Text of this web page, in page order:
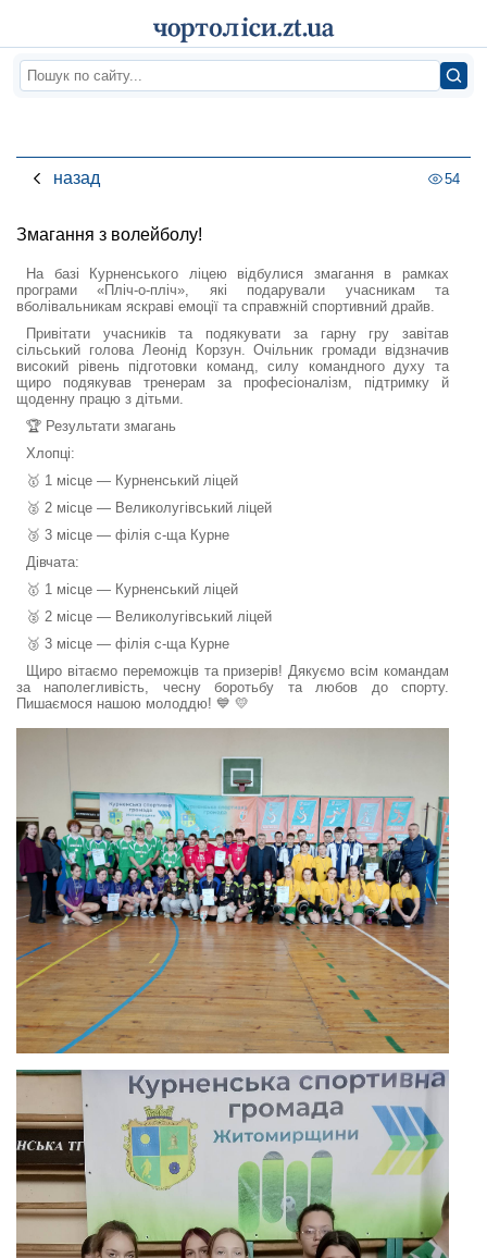
назад 54
Змагання з волейболу!
На базі Курненського ліцею відбулися змагання в рамках
програми «Пліч-о-пліч», які подарували учасникам та
вболівальникам яскраві емоції та справжній спортивний драйв.
Привітати учасників та подякувати за гарну гру завітав
сільський голова Леонід Корзун. Очільник громади відзначив
високий рівень підготовки команд, силу командного духу та
щиро подякував тренерам за професіоналізм, підтримку й
щоденну працю з дітьми.
🏆 Результати змагань
Хлопці:
🥇 1 місце — Курненський ліцей
🥈 2 місце — Великолугівський ліцей
🥉 3 місце — філія с-ща Курне
Дівчата:
🥇 1 місце — Курненський ліцей
🥈 2 місце — Великолугівський ліцей
🥉 3 місце — філія с-ща Курне
Щиро вітаємо переможців та призерів! Дякуємо всім командам
за наполегливість, чесну боротьбу та любов до спорту.
Пишаємося нашою молоддю! 💙 💛